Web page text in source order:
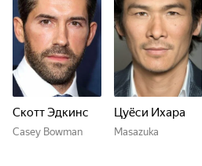
Скотт Эдкинс
Casey Bowman
Цуёси Ихара
Masazuka